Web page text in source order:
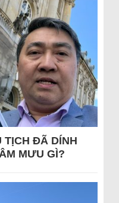
TỊCH ĐÃ DÍNH
MƯU GÌ?